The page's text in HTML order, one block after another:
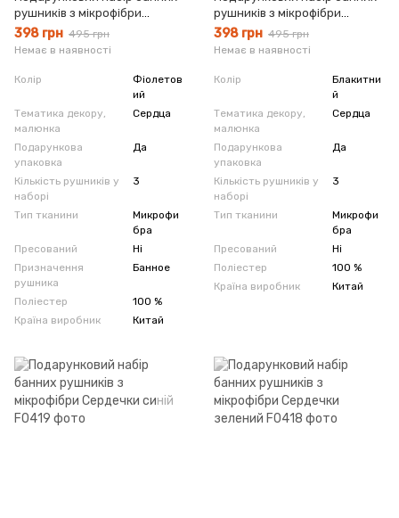
рушників з мікрофібри
Сердечки фіолетовий
398 грн 495 грн
Немає в наявності
Колір
Фіолетов
ий
Тематика декору,
малюнка
Сердца
Подарункова
упаковка
Да
Кількість рушників у
наборі
3
Тип тканини
Микрофи
бра
Пресований
Ні
Призначення
рушника
Банное
Поліестер
100 %
Країна виробник
Китай
рушників з мікрофібри
Сердечки блакитний
398 грн 495 грн
Немає в наявності
Колір
Блакитни
й
Тематика декору,
малюнка
Сердца
Подарункова
упаковка
Да
Кількість рушників у
наборі
3
Тип тканини
Микрофи
бра
Пресований
Ні
Поліестер
100 %
Країна виробник
Китай